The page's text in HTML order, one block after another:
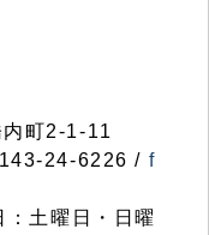
町2-1-11
24-6226 / f
土曜日・日曜